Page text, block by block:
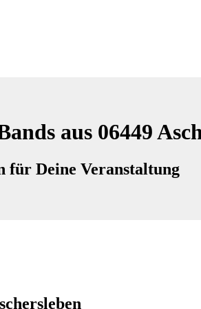
aus 06449
für Deine Veranstaltung